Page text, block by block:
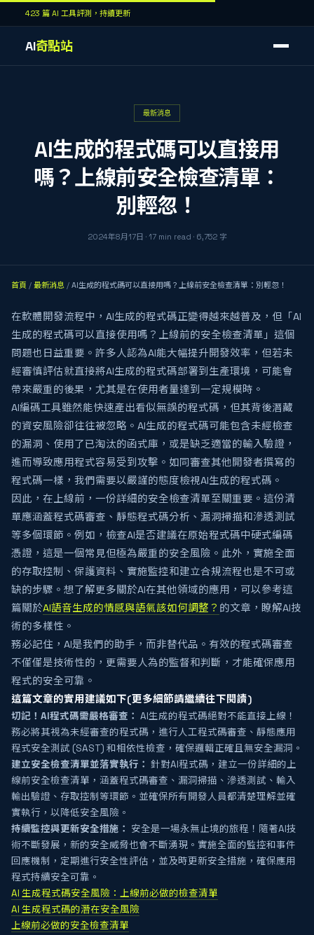
423 篇 AI 工具評測，持續更新
AI奇點站
最新消息
AI生成的程式碼可以直接用
嗎？上線前安全檢查清單：
別輕忽！
2024年8月17日 · 17min read · 6,752字
首頁 / 最新消息 / AI生成的程式碼可以直接用嗎？上線前安全檢查清單：別輕忽！
在軟體開發流程中，AI生成的程式碼正變得越來越普及，但「AI
生成的程式碼可以直接使用嗎？上線前的安全檢查清單」這個
問題也日益重要。許多人認為AI能大幅提升開發效率，但若未
經審慎評估就直接將AI生成的程式碼部署到生產環境，可能會
帶來嚴重的後果，尤其是在使用者量達到一定規模時。
AI編碼工具雖然能快速產出看似無誤的程式碼，但其背後潛藏
的資安風險卻往往被忽略。AI生成的程式碼可能包含未經檢查
的漏洞、使用了已淘汰的函式庫，或是缺乏適當的輸入驗證，
進而導致應用程式容易受到攻擊。如同審查其他開發者撰寫的
程式碼一樣，我們需要以嚴謹的態度檢視AI生成的程式碼。
因此，在上線前，一份詳細的安全檢查清單至關重要。這份清
單應涵蓋程式碼審查、靜態程式碼分析、漏洞掃描和滲透測試
等多個環節。例如，檢查AI是否建議在原始程式碼中硬式編碼
憑證，這是一個常見但極為嚴重的安全風險。此外，實施全面
的存取控制、保護資料、實施監控和建立合規流程也是不可或
缺的步驟。想了解更多關於AI在其他領域的應用，可以參考這
篇關於AI語音生成的情感與語氣該如何調整？ 的文章，瞭解AI技
術的多樣性。
務必記住，AI是我們的助手，而非替代品。有效的程式碼審查
不僅僅是技術性的，更需要人為的監督和判斷，才能確保應用
程式的安全可靠。
這篇文章的實用建議如下(更多細節請繼續往下閱讀)
切記！AI程式碼需嚴格審查： AI生成的程式碼絕對不能直接上線！
務必將其視為未經審查的程式碼，進行人工程式碼審查、靜態應用
程式安全測試 (SAST) 和相依性檢查，確保邏輯正確且無安全漏洞。
建立安全檢查清單並落實執行： 針對AI程式碼，建立一份詳細的上
線前安全檢查清單，涵蓋程式碼審查、漏洞掃描、滲透測試、輸入
輸出驗證、存取控制等環節。並確保所有開發人員都清楚理解並確
實執行，以降低安全風險。
持續監控與更新安全措施： 安全是一場永無止境的旅程！隨著AI技
術不斷發展，新的安全威脅也會不斷湧現。實施全面的監控和事件
回應機制，定期進行安全性評估，並及時更新安全措施，確保應用
程式持續安全可靠。
AI 生成程式碼安全風險：上線前必做的檢查清單
AI 生成程式碼的潛在安全風險
上線前必做的安全檢查清單